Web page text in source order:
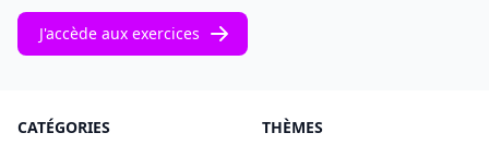
J'accède aux exercices
CATÉGORIES THÈMES